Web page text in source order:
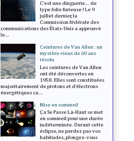
C’est une dinguerie... de
type folie furieuse ! Le 9
juillet dernier, la
Commission fédérale des
communications des États-Unis a approuvé
le...
Ceintures de Van Allen : un
mystère vieux de 60 ans
résolu
Les ceintures de Van Allen
ont été découvertes en
1958. Elles sont constituées
majoritairement de protons et d’électrons
énergétiques ca...
Mise en sommeil
Ça Se Passe Là-Haut se met
en sommeil pour une durée
indéterminée. Durant cette
éclipse, ne perdez pas vos
habitudes, plongez-vous